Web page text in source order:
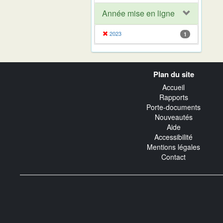
Année mise en ligne
2023 1
Plan du site
Accueil
Rapports
Porte-documents
Nouveautés
Aide
Accessibilité
Mentions légales
Contact